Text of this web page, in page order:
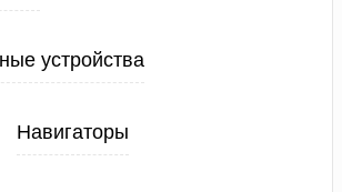
устройства
Навигаторы